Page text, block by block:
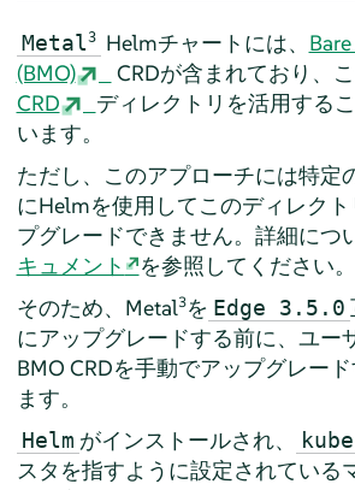
Metal3 Helmチャートには、
(BMO)
CRDが含まれており、
CRD
ディレクトリを活用する
います。
ただし、このアプローチには特定
にHelmを使用してこのディレクト
プグレードできません。詳細につ
キュメント
を参照してください。
そのため、Metal3を Edge 3.5.0
にアップグレードする前に、ユー
BMO CRDを手動でアップグレー
ます。
Helm がインストールされ、
スタを指すように設定されている